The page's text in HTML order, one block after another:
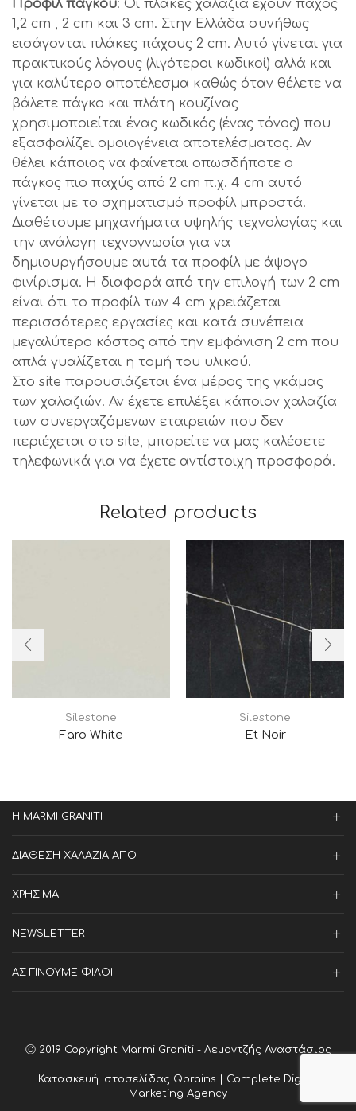
Προφίλ πάγκου: Οι πλάκες χαλαζία έχουν πάχος
1,2 cm , 2 cm και 3 cm. Στην Ελλάδα συνήθως
εισάγονται πλάκες πάχους 2 cm. Αυτό γίνεται για
πρακτικούς λόγους (λιγότεροι κωδικοί) αλλά και
για καλύτερο αποτέλεσμα καθώς όταν θέλετε να
βάλετε πάγκο και πλάτη κουζίνας
χρησιμοποιείται ένας κωδικός (ένας τόνος) που
εξασφαλίζει ομοιογένεια αποτελέσματος. Αν
θέλει κάποιος να φαίνεται οπωσδήποτε ο
πάγκος πιο παχύς από 2 cm π.χ. 4 cm αυτό
γίνεται με το σχηματισμό προφίλ μπροστά.
Διαθέτουμε μηχανήματα υψηλής τεχνολογίας και
την ανάλογη τεχνογνωσία για να
δημιουργήσουμε αυτά τα προφίλ με άψογο
φινίρισμα. Η διαφορά από την επιλογή των 2 cm
είναι ότι το προφίλ των 4 cm χρειάζεται
περισσότερες εργασίες και κατά συνέπεια
μεγαλύτερο κόστος από την εμφάνιση 2 cm που
απλά γυαλίζεται η τομή του υλικού.
Στο site παρουσιάζεται ένα μέρος της γκάμας
των χαλαζιών. Αν έχετε επιλέξει κάποιον χαλαζία
των συνεργαζόμενων εταιρειών που δεν
περιέχεται στο site, μπορείτε να μας καλέσετε
τηλεφωνικά για να έχετε αντίστοιχη προσφορά.
Related products
Silestone
Faro White
Silestone
Et Noir
Η MARMI GRANITI
ΔΙΑΘΕΣΗ ΧΑΛΑΖΙΑ ΑΠΟ
ΧΡΗΣΙΜΑ
NEWSLETTER
ΑΣ ΓΙΝΟΥΜΕ ΦΙΛΟΙ
Ⓒ 2019 Copyright Marmi Graniti - Λεμοντζής Αναστάσιος
Κατασκευή Ιστοσελίδας Qbrains | Complete Digital
Marketing Agency